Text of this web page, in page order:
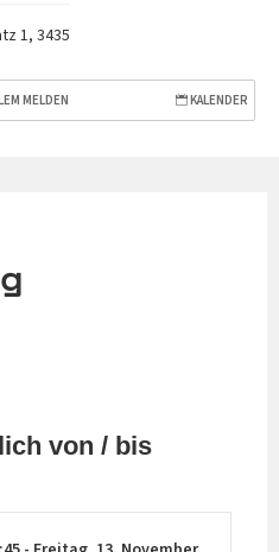
1, 3435
MELDEN KALENDER
von / bis